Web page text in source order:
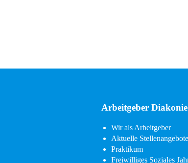
Arbeitgeber Diakonie
Navigation
überspringen
Wir als Arbeitgeber
Aktuelle Stellenangebote
Praktikum
Freiwilliges Soziales